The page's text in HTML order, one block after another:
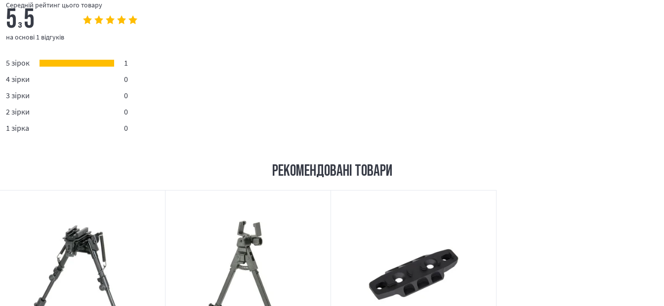
Середній рейтинг цього товару
5 з5
на основі 1 відгуків
5 зірок
1
4 зірки
0
3 зірки
0
2 зірки
0
1 зірка
0
РЕКОМЕНДОВАНІ ТОВАРИ